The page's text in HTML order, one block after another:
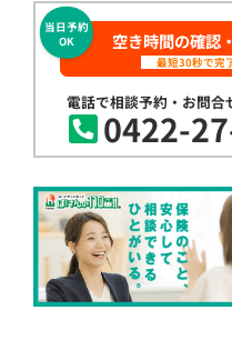
電話で相談予約・お問合
0422-
当日予約
OK
空き時間の確認
最短30秒で完